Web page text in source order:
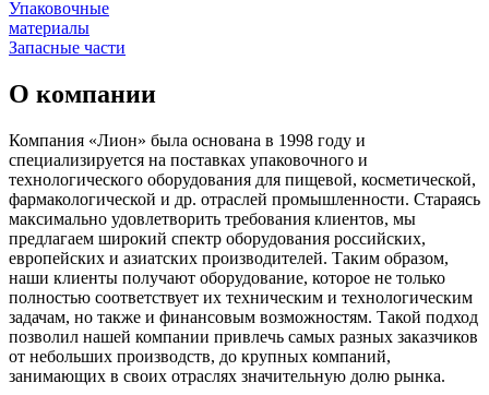
Упаковочные
материалы
Запасные части
О компании
Компания «Лион» была основана в 1998 году и
специализируется на поставках упаковочного и
технологического оборудования для пищевой, косметической,
фармакологической и др. отраслей промышленности. Стараясь
максимально удовлетворить требования клиентов, мы
предлагаем широкий спектр оборудования российских,
европейских и азиатских производителей. Таким образом,
наши клиенты получают оборудование, которое не только
полностью соответствует их техническим и технологическим
задачам, но также и финансовым возможностям. Такой подход
позволил нашей компании привлечь самых разных заказчиков
от небольших производств, до крупных компаний,
занимающих в своих отраслях значительную долю рынка.